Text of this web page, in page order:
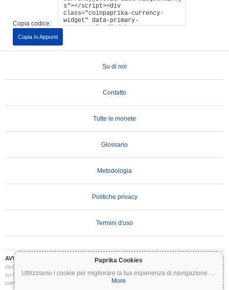
Paprika Cookies
Utilizziamo i cookie per migliorare la tua esperienza di navigazione. ...
More
Copia codice:
Copia In Appunti
Su di noi
Contatto
Tutte le monete
Glossario
Metodologia
Politiche privacy
Termini d'uso
AVVERTENZA IMPORTANTE:
Le criptovalute sono altamente volatili e comportano
rischi significativi. Potresti perdere parte o tutto il tuo investimento. Tutte le informazioni
su Coinpaprika sono fornite esclusivamente a scopo informativo e non costituiscono
consulenza finanziaria o di investimento. Conduci sempre le tue ricerche (DYOR) e